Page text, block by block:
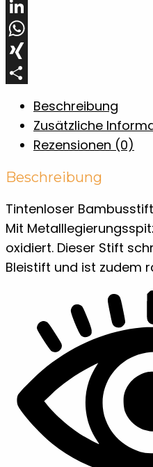
Pinterest
LinkedIn
WhatsApp
XING
Beschreibung
Zusätzliche
Rezensionen (0)
Beschreibung
Tintenloser
Mit
oxidiert. Dieser Stift
Bleistift und ist zudem